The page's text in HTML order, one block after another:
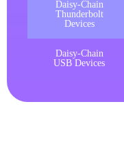
Daisy-Chain
Thunderbolt
Devices
Daisy-Chain
USB Devices